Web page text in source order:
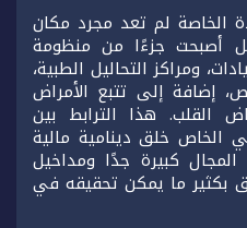
الخاصة لم تعد مجرد مكان
أصبحت جزءًا من منظومة
ومراكز التحاليل الطبية،
إضافة إلى تتبع الأمراض
القلب. هذا الترابط بين
الخاص خلق دينامية مالية
كبيرة جدًا ومداخيل
بكثير ما يمكن تحقيقه في